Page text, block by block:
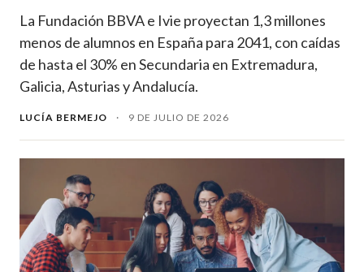
La Fundación BBVA e Ivie proyectan 1,3 millones
menos de alumnos en España para 2041, con caídas
de hasta el 30% en Secundaria en Extremadura,
Galicia, Asturias y Andalucía.
LUCÍA BERMEJO · 9 DE JULIO DE 2026